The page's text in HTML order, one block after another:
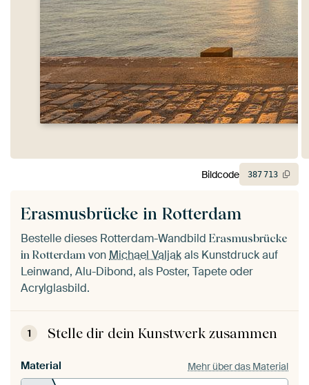
Erasmusbrücke in Rotterdam
Bestelle dieses Rotterdam-Wandbild Erasmusbrücke
in Rotterdam vonMichael Valjakals Kunstdruck auf
Leinwand, Alu-Dibond, als Poster, Tapete oder
Acrylglasbild.
1 Stelle dir dein Kunstwerk zusammen
Material Mehr über das Material
Bildcode 387713